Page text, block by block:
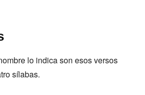
lo indica son esos versos
sílabas.